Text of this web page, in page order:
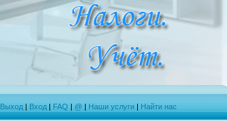
Выход | Вход | FAQ | @ | Наши услуги | Найти нас